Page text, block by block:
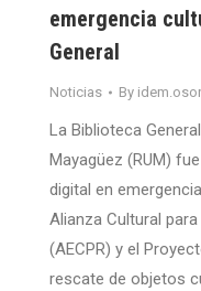
emergencia
General
Noticias By
La Biblioteca
Mayagüez (RUM)
digital en
Alianza Cultural
(AECPR) y el
rescate de objetos